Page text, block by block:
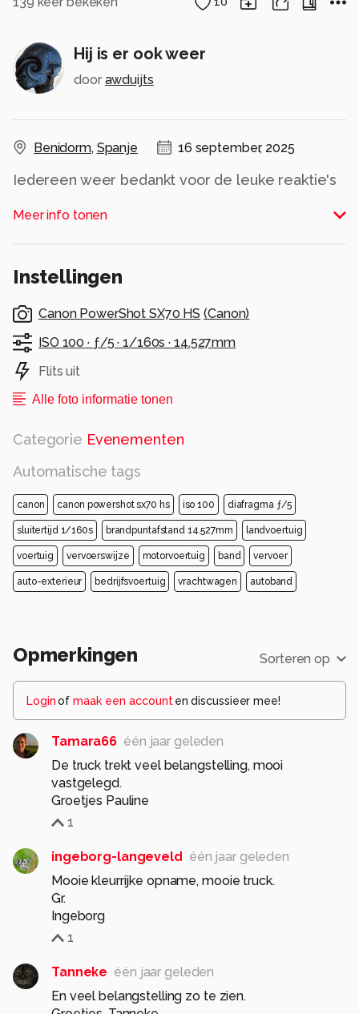
Hij is er ook weer
door awduijts
Benidorm, Spanje 16 september, 2025
Iedereen weer bedankt voor de leuke reaktie's
Meer info tonen
Instellingen
Canon PowerShot SX70 HS (Canon)
ISO 100 · ƒ/5 ·1/160s ·14.527mm
Flits uit
Alle foto informatie tonen
Categorie Evenementen
Automatische tags
canon canon powershot sx70 hs iso 100 diafragma ƒ/5
sluitertijd 1/160s brandpuntafstand 14.527mm landvoertuig
voertuig vervoerswijze motorvoertuig band vervoer
auto-exterieur bedrijfsvoertuig vrachtwagen autoband
Opmerkingen Sorteren op
Loginof maak een account en discussieer mee!
Tamara66 één jaar geleden
De truck trekt veel belangstelling, mooi
vastgelegd.
Groetjes Pauline
1
ingeborg-langeveld één jaar geleden
Mooie kleurrijke opname, mooie truck.
Gr.
Ingeborg
1
Tanneke één jaar geleden
En veel belangstelling zo te zien.